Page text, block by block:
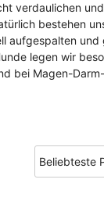
verdaulichen
bestehen
aufgespalten
legen wir
bei Magen-